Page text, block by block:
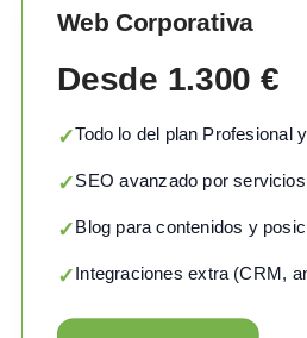
Web Corporativa
Desde 1.300 €
✓Todo lo del plan Profesional
✓SEO avanzado por
✓Blog para contenidos y
✓Integraciones extra (CRM,